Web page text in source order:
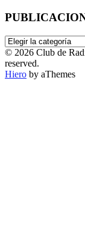
PUBLICACIONES
POR
CATEGORÍA
© 2026 Club de
reserved.
Hiero by aThemes